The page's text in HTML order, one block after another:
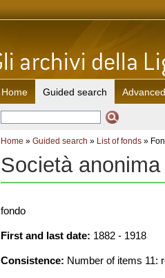
Home Guided search
Home » Guided search » List of fonds »
Società
fondo
First and last date: 1882 - 1918
Consistence: Number of items 11: